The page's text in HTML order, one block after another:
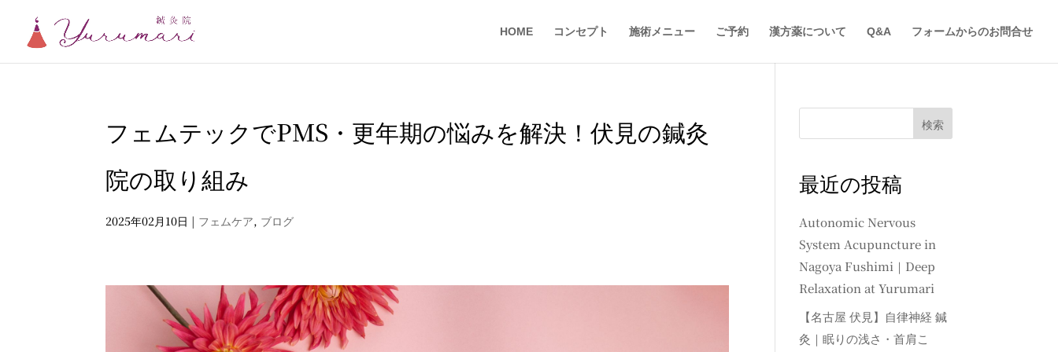
HOME コンセプト 施術メニュー ご予約 漢方薬について Q&A フォームからのお問合せ
フェムテックでPMS・更年期の悩みを解決！伏見の鍼灸
院の取り組み
2025年02月10日 | フェムケア, ブログ
検索
最近の投稿
Autonomic Nervous
System Acupuncture in
Nagoya Fushimi｜Deep
Relaxation at Yurumari
【名古屋 伏見】自律神経 鍼
灸｜眠りの浅さ・首肩こ